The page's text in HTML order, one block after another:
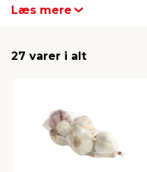
Læs mere
27 varer i alt